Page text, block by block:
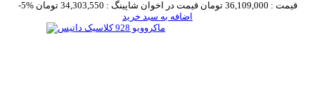
-5% قیمت : 36,109,000 تومان قیمت در اخوان شاپینگ : 34,303,550 تومان
اضافه به سبد خرید